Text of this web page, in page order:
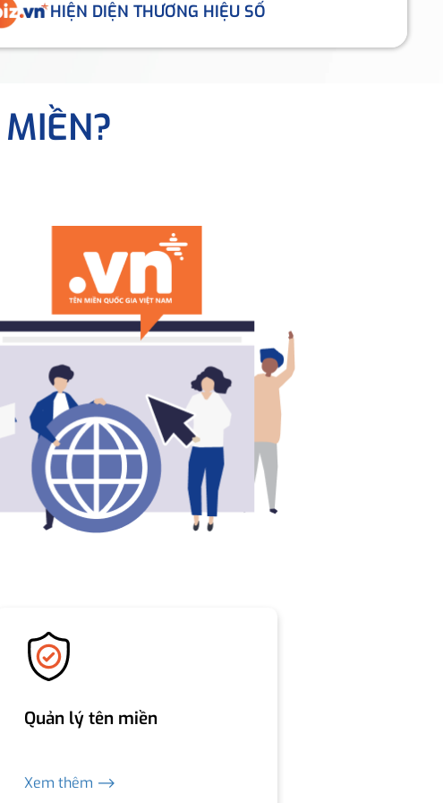
HIỆN DIỆN THƯƠNG HIỆU SỐ
Quản lý tên miền
Xem thêm ⟶